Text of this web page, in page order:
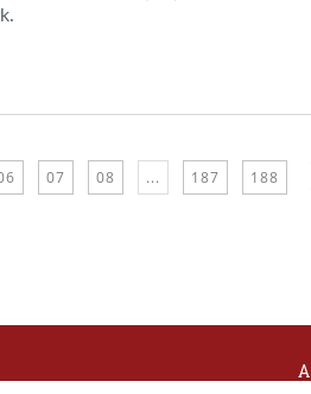
07 08 ... 187 188